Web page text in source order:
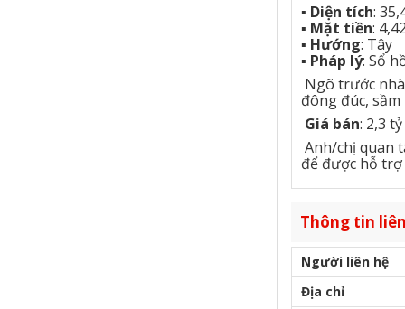
▪️ Diện tích:
▪️ Mặt tiền:
▪️ Hướng: Tây
▪️ Pháp lý: Sổ
Ngõ trước
đông đúc,
Giá bán: 2,3
Anh/chị quan
để được hỗ
Thông tin
Người liên hệ
Địa chỉ